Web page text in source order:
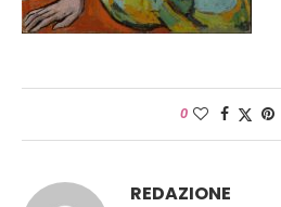
0
REDAZIONE